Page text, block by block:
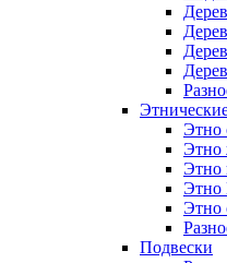
Этно
Этно
Этно
Этно
Этно
Подвески